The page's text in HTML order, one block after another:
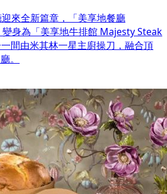
來全新篇章，「美享地餐廳
身為「美享地牛排館 Majesty Steak
間由米其林一星主廚操刀，融合頂
。